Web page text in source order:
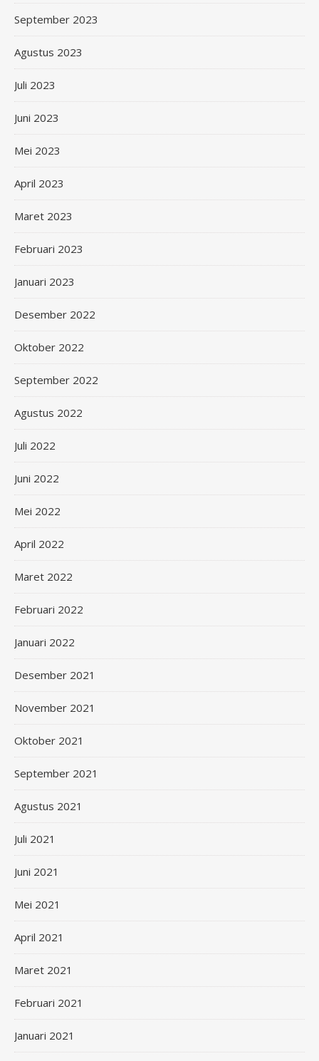
September 2023
Agustus 2023
Juli 2023
Juni 2023
Mei 2023
April 2023
Maret 2023
Februari 2023
Januari 2023
Desember 2022
Oktober 2022
September 2022
Agustus 2022
Juli 2022
Juni 2022
Mei 2022
April 2022
Maret 2022
Februari 2022
Januari 2022
Desember 2021
November 2021
Oktober 2021
September 2021
Agustus 2021
Juli 2021
Juni 2021
Mei 2021
April 2021
Maret 2021
Februari 2021
Januari 2021